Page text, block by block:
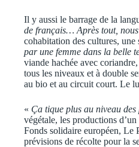
Il y aussi le barrage de la
de français… Après tout,
cohabitation des cultures, une
par une femme dans la belle
viande hachée avec
tous les niveaux et à double
au bio et au circuit court. Le
« Ça tique plus au niveau des
végétale, les productions
Fonds solidaire européen, Le
prévisions de récolte pour la